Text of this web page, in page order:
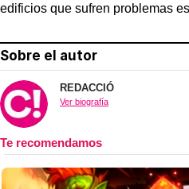
edificios que sufren problemas
Sobre el autor
REDACCIÓ
Ver biografía